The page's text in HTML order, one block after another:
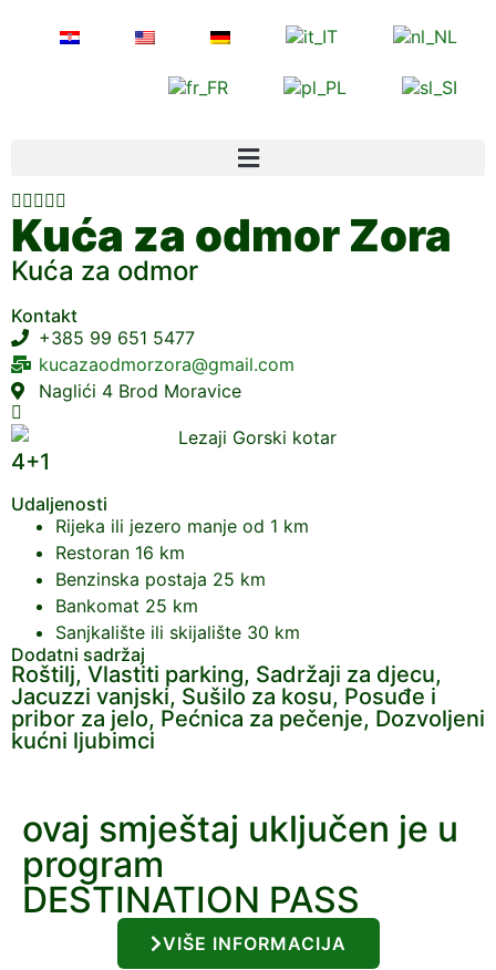

Kuća za odmor Zora
Kuća za odmor
Kontakt
+385 99 651 5477
kucazaodmorzora@gmail.com
Naglići 4 Brod Moravice
4+1
Udaljenosti
Rijeka ili jezero manje od 1 km
Restoran 16 km
Benzinska postaja 25 km
Bankomat 25 km
Sanjkalište ili skijalište 30 km
Dodatni sadržaj
Roštilj, Vlastiti parking, Sadržaji za djecu,
Jacuzzi vanjski, Sušilo za kosu, Posuđe i
pribor za jelo, Pećnica za pečenje, Dozvoljeni
kućni ljubimci
ovaj smještaj uključen je u
program
DESTINATION PASS
VIŠE INFORMACIJA